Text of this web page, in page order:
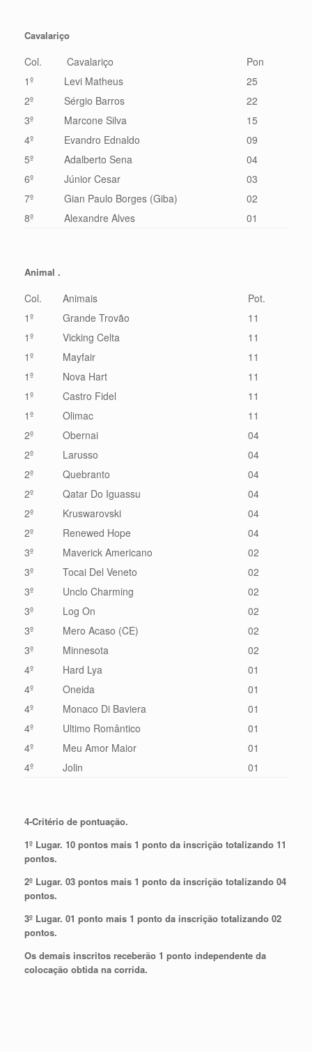
Cavalariço
Col. Cavalariço
Pon
1º
Levi Matheus
25
2º
Sérgio Barros
22
3º
Marcone Silva
15
4º
Evandro Ednaldo
09
5º
Adalberto Sena
04
6º
Júnior Cesar
03
7º
Gian Paulo Borges (Giba)
02
8º
Alexandre Alves 01
Animal .
Col. Animais
Pot.
1º
Grande Trovão
11
1º
Vicking Celta
11
1º
Mayfair
11
1º
Nova Hart
11
1º
Castro Fidel
11
1º
Olimac
11
2º
Obernai
04
2º
Larusso
04
2º
Quebranto
04
2º
Qatar Do Iguassu
04
2º
Kruswarovski
04
2º
Renewed Hope
04
3º
Maverick Americano
02
3º
Tocai Del Veneto
02
3º
Unclo Charming
02
3º
Log On
02
3º
Mero Acaso (CE)
02
3º
Minnesota
02
4º
Hard Lya
01
4º
Oneida
01
4º
Monaco Di Baviera
01
4º
Ultimo Romântico
01
4º
Meu Amor Maior
01
4º
Jolin 01
4-Critério de pontuação.
1º Lugar. 10 pontos mais 1 ponto da inscrição totalizando 11
pontos.
2º Lugar. 03 pontos mais 1 ponto da inscrição totalizando 04
pontos.
3º Lugar. 01 ponto mais 1 ponto da inscrição totalizando 02
pontos.
Os demais inscritos receberão 1 ponto independente da
colocação obtida na corrida.